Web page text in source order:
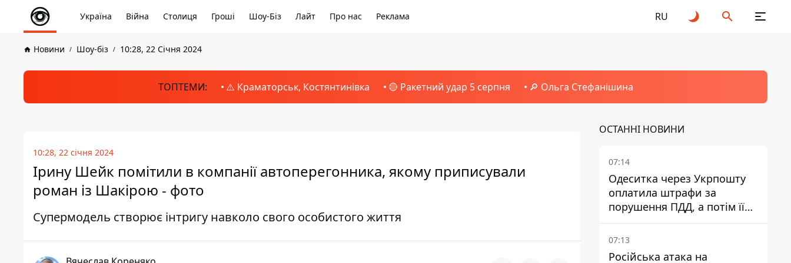
Україна Війна Столиця Гроші Шоу-Біз Лайт Про нас Реклама RU
Новини Шоу-біз 10:28, 22 Січня 2024
ТОПТЕМИ: ⚠️ Краматорськ, Костянтинівка 🔴 Ракетний удар 5 серпня 🔎 Ольга Стефанішина
10:28, 22 січня 2024
Ірину Шейк помітили в компанії автоперегонника, якому приписували
роман із Шакірою - фото
Супермодель створює інтригу навколо свого особистого життя
ОСТАННІ НОВИНИ
07:14
Одеситка через Укрпошту
оплатила штрафи за
порушення ПДД, а потім її
рахунки заблокували - в
чому причина і що вирішив
07:13
Російська атака на